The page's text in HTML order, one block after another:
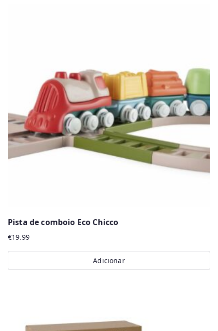
Pista de comboio Eco Chicco
€19.99
Adicionar